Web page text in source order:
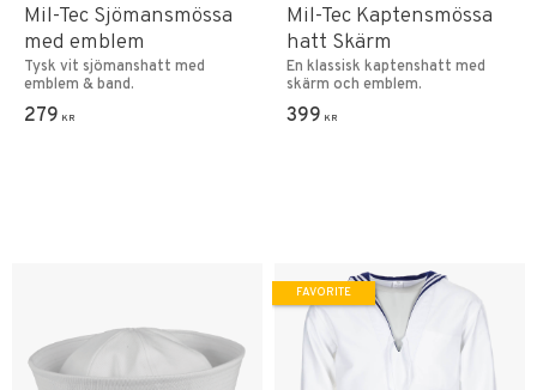
Mil-Tec Sjömansmössa
med emblem
Tysk vit sjömanshatt med
emblem & band.
279 KR
Mil-Tec Kaptensmössa
hatt Skärm
En klassisk kaptenshatt med
skärm och emblem.
399 KR
FAVORITE